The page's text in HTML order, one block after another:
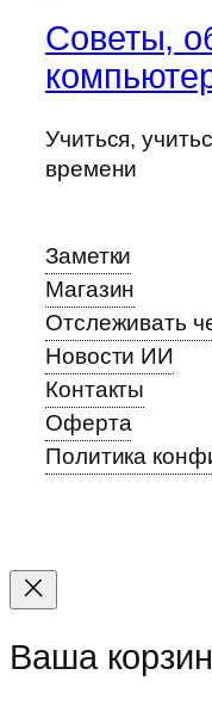
Советы,
Учиться,
времени
Заметки
Магазин
Отслеживать
Новости ИИ
Контакты
Оферта
Политика
Прокрутка
вверх
Ваша